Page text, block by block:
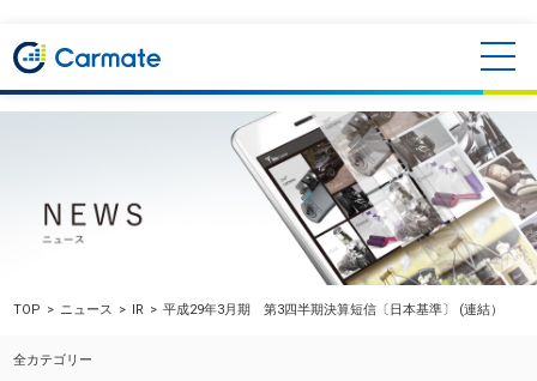
TOP ニュース IR 平成29年3月期 第3四半期決算短信〔日本基準〕 (連結）
全カテゴリー